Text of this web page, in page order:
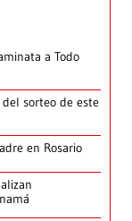
a Todo
sorteo de este
en Rosario